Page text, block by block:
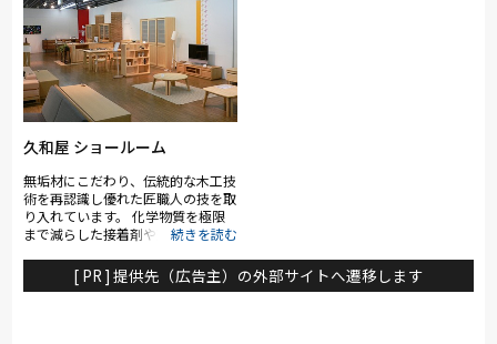
森下木工所の家具は上質な手作り家
具。職人が丁寧に作る家具と気持ち
よく暮らしていほしいと願います。
久和屋 ショールーム
無垢材にこだわり、伝統的な木工技
術を再認識し優れた匠職人の技を取
り入れています。 化学物質を極限
まで減らした接着剤や天然植物性オ
を害さない家具、永遠に愛される家
具づくりをつづけています。 ショ
[ PR ] 提供先（広告主）の外部サイトへ遷移します